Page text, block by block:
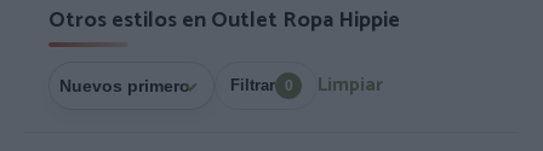
Otros estilos en Outlet Ropa Hippie
Filtrar 0 Limpiar